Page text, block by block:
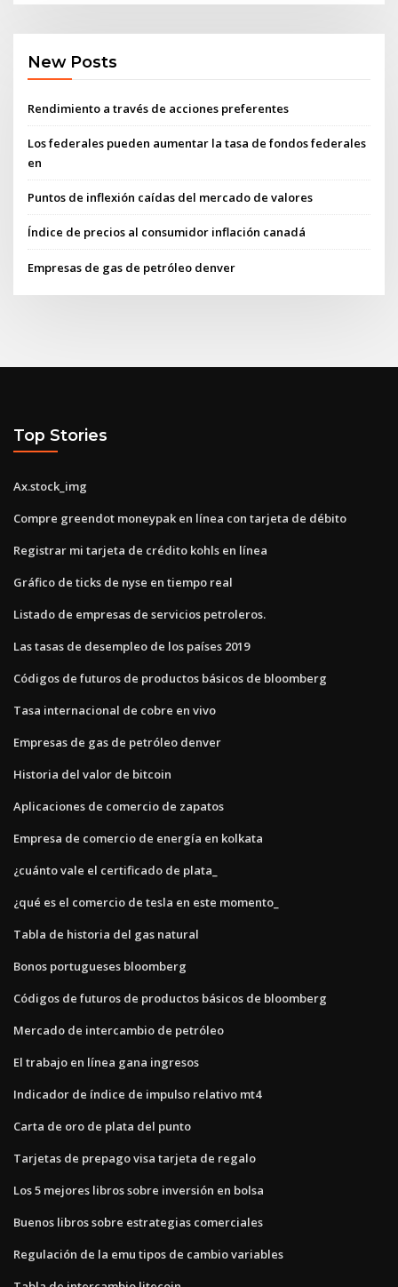
New Posts
Rendimiento a través de acciones preferentes
Los federales pueden aumentar la tasa de fondos federales
en
Puntos de inflexión caídas del mercado de valores
Índice de precios al consumidor inflación canadá
Empresas de gas de petróleo denver
Top Stories
Ax.stock_img
Compre greendot moneypak en línea con tarjeta de débito
Registrar mi tarjeta de crédito kohls en línea
Gráfico de ticks de nyse en tiempo real
Listado de empresas de servicios petroleros.
Las tasas de desempleo de los países 2019
Códigos de futuros de productos básicos de bloomberg
Tasa internacional de cobre en vivo
Empresas de gas de petróleo denver
Historia del valor de bitcoin
Aplicaciones de comercio de zapatos
Empresa de comercio de energía en kolkata
¿cuánto vale el certificado de plata_
¿qué es el comercio de tesla en este momento_
Tabla de historia del gas natural
Bonos portugueses bloomberg
Códigos de futuros de productos básicos de bloomberg
Mercado de intercambio de petróleo
El trabajo en línea gana ingresos
Indicador de índice de impulso relativo mt4
Carta de oro de plata del punto
Tarjetas de prepago visa tarjeta de regalo
Los 5 mejores libros sobre inversión en bolsa
Buenos libros sobre estrategias comerciales
Regulación de la emu tipos de cambio variables